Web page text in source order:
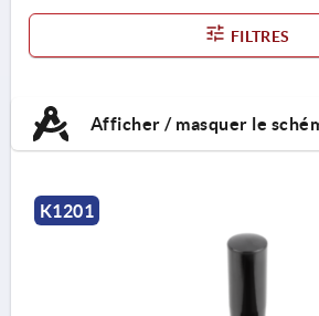
FILTRES
Afficher / masquer le
K1201